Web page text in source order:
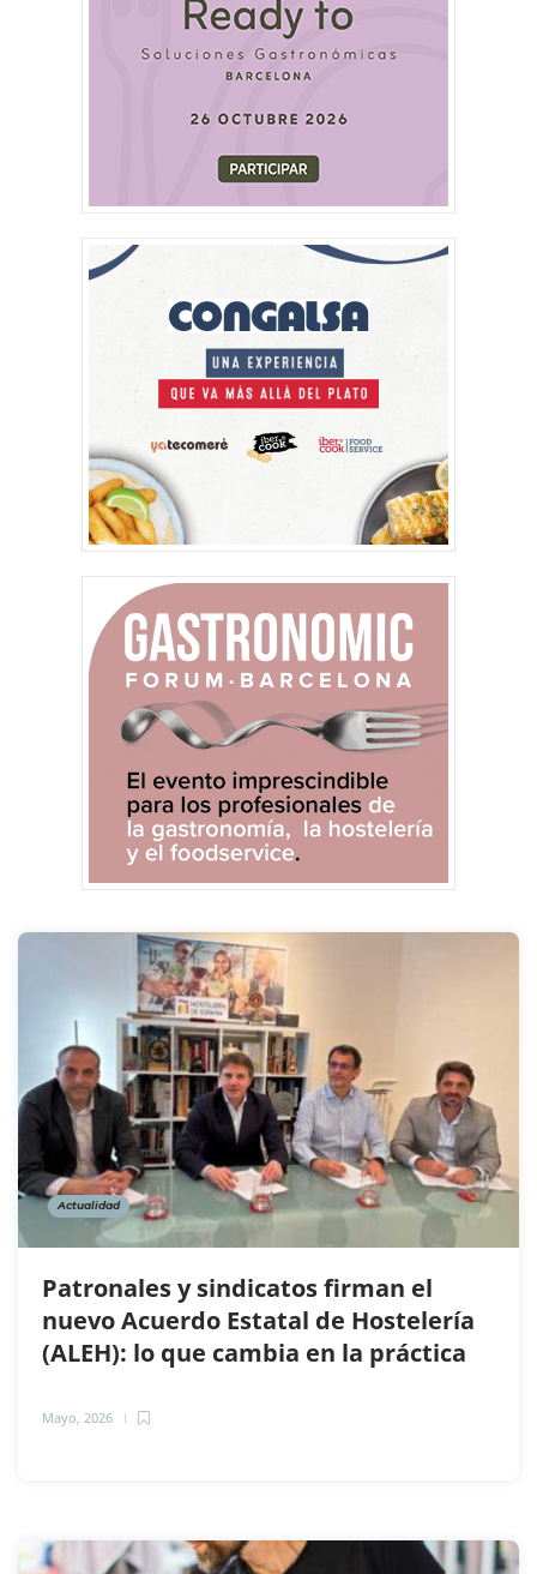
Actualidad
Patronales y sindicatos firman el
nuevo Acuerdo Estatal de Hostelería
(ALEH): lo que cambia en la práctica
Mayo, 2026